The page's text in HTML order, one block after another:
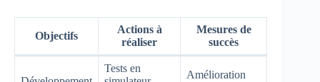
Objectifs
Actions à
réaliser
Mesures de
succès
Tests en
Amélioration